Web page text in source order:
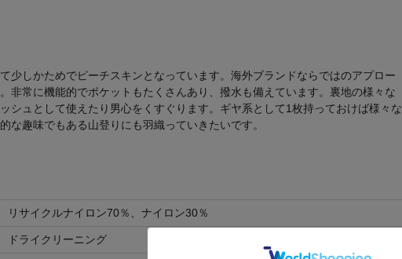
少しかためでピーチスキンとなっています。海外ブランドならではのアプロー
非常に機能的でポケットもたくさんあり、撥水も備えています。裏地の様々な
シュとして使えたり男心をくすぐります。ギヤ系として1枚持っておけば様々な
な趣味でもある山登りにも羽織っていきたいです。
リサイクルナイロン70％、ナイロン30％
ドライクリーニング